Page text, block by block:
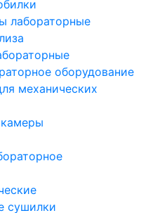
лабораторные
оборудование
механических
сушилки